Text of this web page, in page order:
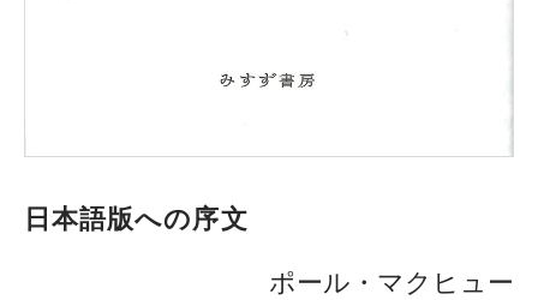
日本語版への序文
ポール・マクヒュー